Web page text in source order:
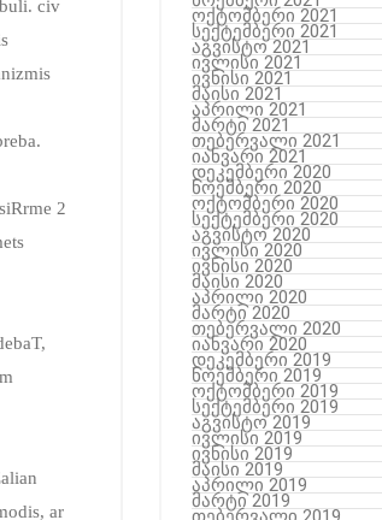
civ
2
ar
ოქტომბერი 2021
სექტემბერი 2021
აგვისტო 2021
ივლისი 2021
ივნისი 2021
მაისი 2021
აპრილი 2021
მარტი 2021
თებერვალი 2021
იანვარი 2021
დეკემბერი 2020
ნოემბერი 2020
ოქტომბერი 2020
სექტემბერი 2020
აგვისტო 2020
ივლისი 2020
ივნისი 2020
მაისი 2020
აპრილი 2020
მარტი 2020
თებერვალი 2020
იანვარი 2020
დეკემბერი 2019
ნოემბერი 2019
ოქტომბერი 2019
სექტემბერი 2019
აგვისტო 2019
ივლისი 2019
ივნისი 2019
მაისი 2019
აპრილი 2019
მარტი 2019